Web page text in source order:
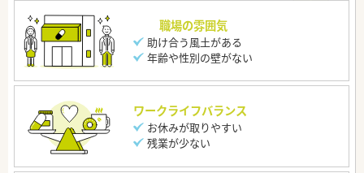
職場の雰囲気
助け合う風土がある
年齢や性別の壁がない
ワークライフバランス
お休みが取りやすい
残業が少ない